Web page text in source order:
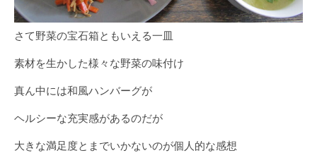
さて野菜の宝石箱ともいえる一皿
素材を生かした様々な野菜の味付け
真ん中には和風ハンバーグが
ヘルシーな充実感があるのだが
大きな満足度とまでいかないのが個人的な感想